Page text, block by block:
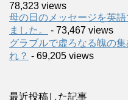
78,323 views
母の日のメッセージを英
ました。
- 73,467 views
グラブルで虚ろなる魄の
れ？ - 69,205 views
最近投稿した記事